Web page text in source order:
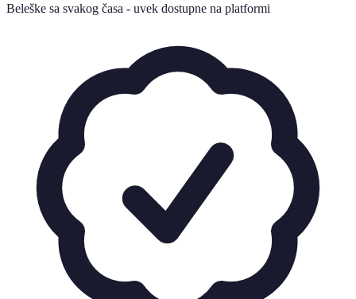
Beleške sa svakog časa - uvek dostupne na platformi